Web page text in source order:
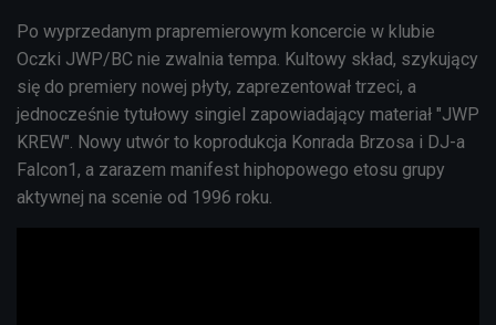
Po wyprzedanym prapremierowym koncercie w klubie
Oczki JWP/BC nie zwalnia tempa. Kultowy skład, szykujący
się do premiery nowej płyty, zaprezentował trzeci, a
jednocześnie tytułowy singiel zapowiadający materiał "JWP
KREW". Nowy utwór to koprodukcja Konrada Brzosa i DJ-a
Falcon1, a zarazem manifest hiphopowego etosu grupy
aktywnej na scenie od 1996 roku.